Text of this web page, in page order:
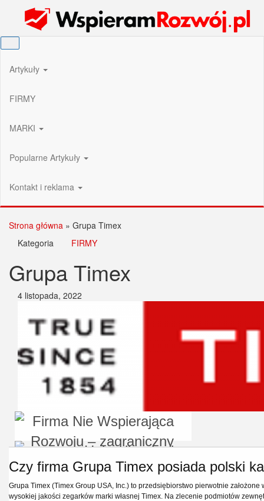
Wspieram Rozwój PL
Artykuły
FIRMY
MARKI
Popularne Artykuły
Kontakt i reklama
Strona główna » Grupa Timex
Kategoria
FIRMY
Grupa Timex
4 listopada, 2022
Czy firma Grupa Timex posiada polski
Grupa Timex (Timex Group USA, Inc.) to przedsiębiorstwo pierwotnie
wysokiej jakości zegarków marki własnej Timex. Na zlecenie podmiotów